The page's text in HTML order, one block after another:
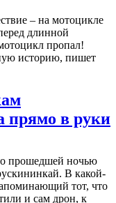
– на мотоцикле
длинной
пропал!
историю, пишет
прямо в руки
прошедшей ночью
В какой-
тот, что
и сам дрон, к